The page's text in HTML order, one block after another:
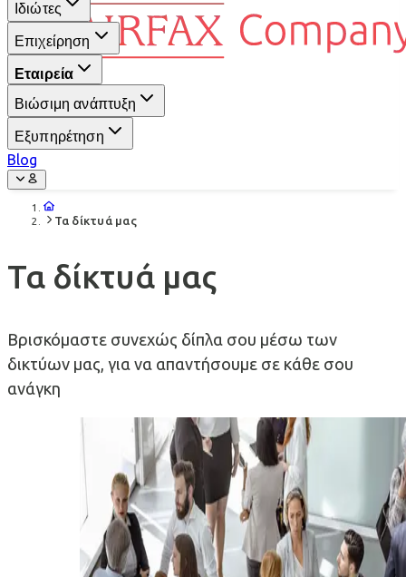
Ιδιώτες
Επιχείρηση
Εταιρεία
Βιώσιμη ανάπτυξη
Εξυπηρέτηση
Blog
Τα δίκτυά μας
Τα δίκτυά μας
Βρισκόμαστε συνεχώς δίπλα σου μέσω των
δικτύων μας, για να απαντήσουμε σε κάθε σου
ανάγκη